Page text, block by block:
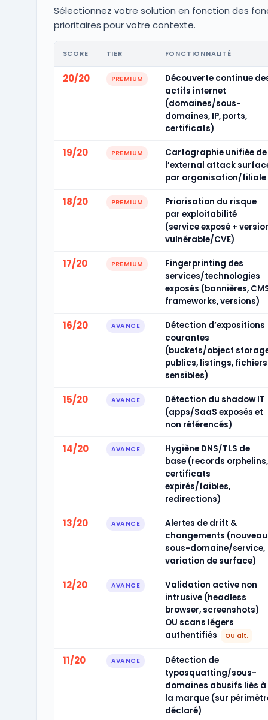
Sélectionnez votre solution en fonction des
prioritaires pour votre contexte.
SCORE TIER FONCTIONNALITÉ
20/20 PREMIUM
Découverte continue
actifs internet
(domaines/sous-
domaines, IP, ports,
certificats)
19/20 PREMIUM
Cartographie unifiée de
l’external attack
par organisation/filiale
18/20 PREMIUM
Priorisation du risque
par exploitabilité
(service exposé +
vulnérable/CVE)
17/20 PREMIUM
Fingerprinting des
services/technologies
exposés (bannières,
frameworks, versions)
16/20 AVANCE
Détection d’expositions
courantes
(buckets/object
publics, listings, fichiers
sensibles)
15/20 AVANCE
Détection du shadow IT
(apps/SaaS exposés et
non référencés)
14/20 AVANCE
Hygiène DNS/TLS de
base (records orphelins,
certificats
expirés/faibles,
redirections)
13/20 AVANCE
Alertes de drift &
changements (nouveau
sous-domaine/service,
variation de surface)
12/20 AVANCE
Validation active non
intrusive (headless
browser, screenshots)
OU scans légers
authentifiés
OU alt.
11/20 AVANCE
Détection de
typosquatting/sous-
domaines abusifs liés à
la marque (sur
déclaré)